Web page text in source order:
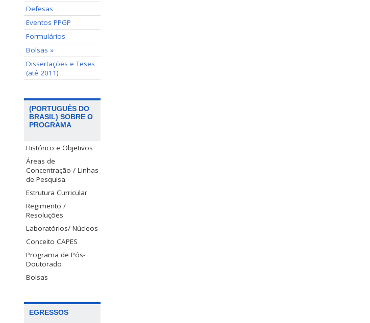
Defesas
Eventos PPGP
Formulários
Bolsas »
Dissertações e Teses
(até 2011)
(PORTUGUÊS DO
BRASIL) SOBRE O
PROGRAMA
Histórico e Objetivos
Áreas de
Concentração / Linhas
de Pesquisa
Estrutura Curricular
Regimento /
Resoluções
Laboratórios/ Núcleos
Conceito CAPES
Programa de Pós-
Doutorado
Bolsas
EGRESSOS